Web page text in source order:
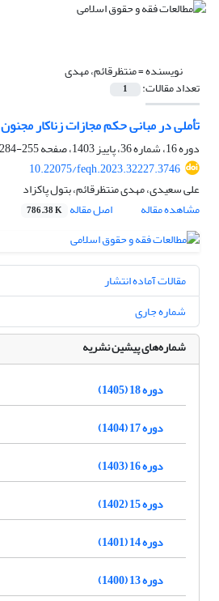
نویسنده =منتظرقائم، مهدی
تعداد مقالات: 1
تأملی در مبانی حکم مجازات زناکار مجنون
دوره 16، شماره 36، پاییز 1403، صفحه
255-284
10.22075/feqh.2023.32227.3746
علی سعیدی، مهدی منتظرقائم، بتول پاکزاد
مشاهده مقاله
اصل مقاله 786.38 K
مقالات آماده انتشار
شماره جاری
شماره‌های پیشین نشریه
دوره 18 (1405)
دوره 17 (1404)
دوره 16 (1403)
دوره 15 (1402)
دوره 14 (1401)
دوره 13 (1400)